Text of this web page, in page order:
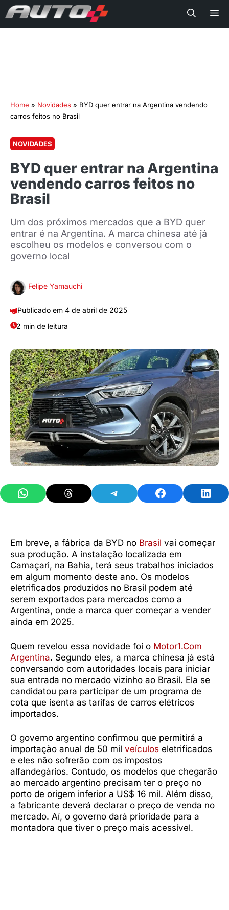
Home » Novidades » BYD quer entrar na Argentina vendendo
carros feitos no Brasil
NOVIDADES
BYD quer entrar na Argentina
vendendo carros feitos no
Brasil
Um dos próximos mercados que a BYD quer
entrar é na Argentina. A marca chinesa até já
escolheu os modelos e conversou com o
governo local
Felipe Yamauchi
4 de abril de 2025
2 min de leitura
Share on WhatsAppShare on ThreadsShare on TelegramShare on Facebook
Em breve, a fábrica da BYD no Brasil vai começar
sua produção. A instalação localizada em
Camaçari, na Bahia, terá seus trabalhos iniciados
em algum momento deste ano. Os modelos
eletrificados produzidos no Brasil podem até
serem exportados para mercados como a
Argentina, onde a marca quer começar a vender
ainda em 2025.
Quem revelou essa novidade foi o Motor1.Com
Argentina. Segundo eles, a marca chinesa já está
conversando com autoridades locais para iniciar
sua entrada no mercado vizinho ao Brasil. Ela se
candidatou para participar de um programa de
cota que isenta as tarifas de carros elétricos
importados.
O governo argentino confirmou que permitirá a
importação anual de 50 mil veículos eletrificados
e eles não sofrerão com os impostos
alfandegários. Contudo, os modelos que chegarão
ao mercado argentino precisam ter o preço no
porto de origem inferior a US$ 16 mil. Além disso,
a fabricante deverá declarar o preço de venda no
mercado. Aí, o governo dará prioridade para a
montadora que tiver o preço mais acessível.